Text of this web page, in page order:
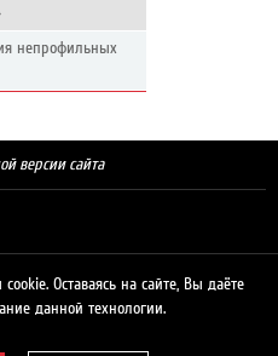
непрофильных
версии сайта
Оставаясь на сайте, Вы даёте
данной технологии.